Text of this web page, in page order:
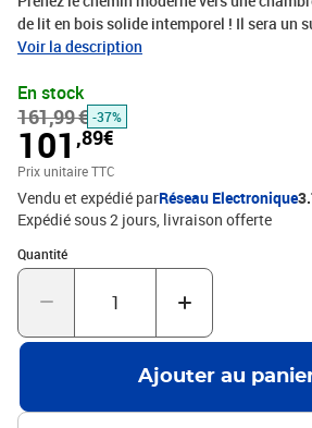
de lit en bois solide intemporel ! Il sera un
décoratif à votre intérieur. Fabriqué en bois
matelas de 120 x 200 cm. Veuillez noter
cadre de lit seulement ; un matelas n'est
à assembler.Couleur : naturelMatériau :
massif et lattes en
x l x H)Dimensions du matelas
(matelas non inclus)
Voir la description
En stock
161,99 € -37%
101 ,89€
Prix unitaire TTC
Vendu et expédié parRéseau Electronique
Expédié sous 2 jours livraison offerte
Quantité
Quantité : 1
Ajouter au